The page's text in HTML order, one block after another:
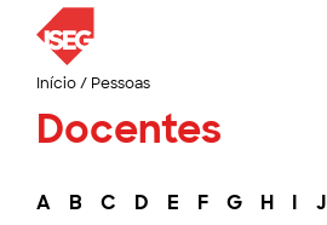
Início/ Pessoas
Docentes
A B C D E F G H I J